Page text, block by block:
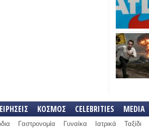
ΚΟΣΜΟΣ CELEBRITIES MEDIA
Γαστρονομία Γυναίκα Ιατρικά Ταξίδι